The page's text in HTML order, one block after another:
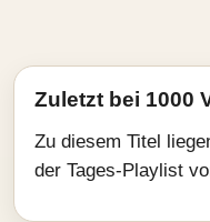
Zuletzt bei 1000
Zu diesem Titel
der Tages-Playlist